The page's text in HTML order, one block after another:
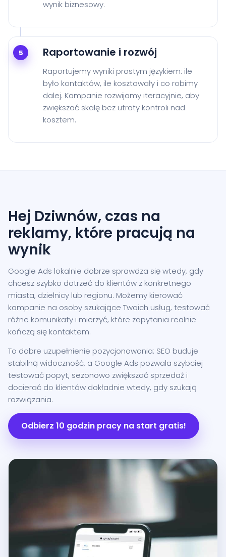
wynik biznesowy.
5 Raportowanie i rozwój
Raportujemy wyniki prostym językiem: ile
było kontaktów, ile kosztowały i co robimy
dalej. Kampanie rozwijamy iteracyjnie, aby
zwiększać skalę bez utraty kontroli nad
kosztem.
Hej Dziwnów, czas na
reklamy, które pracują na
wynik
Google Ads lokalnie dobrze sprawdza się wtedy, gdy
chcesz szybko dotrzeć do klientów z konkretnego
miasta, dzielnicy lub regionu. Możemy kierować
kampanie na osoby szukające Twoich usług, testować
różne komunikaty i mierzyć, które zapytania realnie
kończą się kontaktem.
To dobre uzupełnienie pozycjonowania: SEO buduje
stabilną widoczność, a Google Ads pozwala szybciej
testować popyt, sezonowo zwiększać sprzedaż i
docierać do klientów dokładnie wtedy, gdy szukają
rozwiązania.
Odbierz 10 godzin pracy na start gratis!